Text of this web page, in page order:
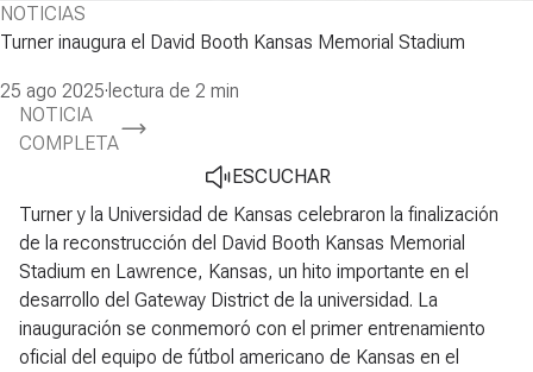
NOTICIAS
Turner inaugura el David Booth Kansas Memorial Stadium
25 ago 2025· lectura de 2 min
NOTICIA
COMPLETA
ESCUCHAR
Turner y la Universidad de Kansas celebraron la finalización
de la reconstrucción del David Booth Kansas Memorial
Stadium en Lawrence, Kansas, un hito importante en el
desarrollo del Gateway District de la universidad. La
inauguración se conmemoró con el primer entrenamiento
oficial del equipo de fútbol americano de Kansas en el